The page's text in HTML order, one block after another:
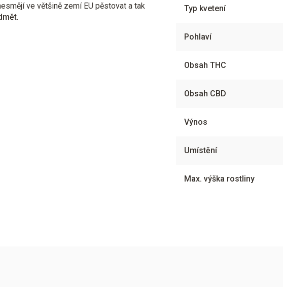
ve většině zemí EU pěstovat a tak
.
Typ kvetení
Pohlaví
Obsah THC
Obsah CBD
Výnos
Umístění
Max. výška rostliny